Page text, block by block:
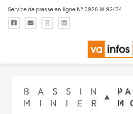
Service de presse en ligne N° 0926 W 92434